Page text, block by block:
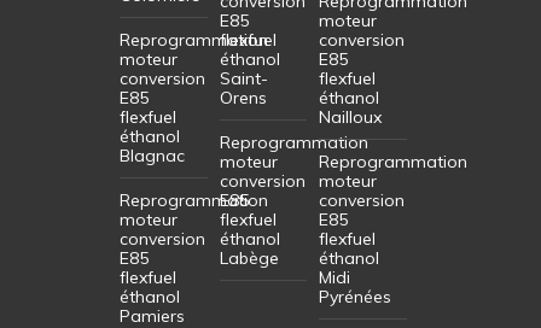
Reprogrammation
moteur
conversion
E85
flexfuel
éthanol
Blagnac
Reprogrammation
moteur
conversion
E85
flexfuel
éthanol
Pamiers
E85
flexfuel
éthanol
Saint-
Orens
Reprogrammation
moteur
conversion
E85
flexfuel
éthanol
Labège
moteur
conversion
E85
flexfuel
éthanol
Nailloux
Reprogrammation
moteur
conversion
E85
flexfuel
éthanol
Midi
Pyrénées